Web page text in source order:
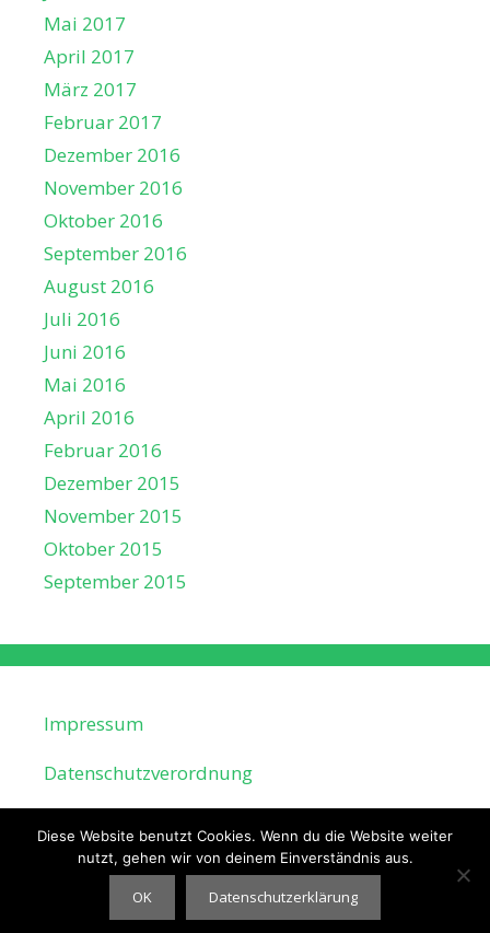
Mai 2017
April 2017
März 2017
Februar 2017
Dezember 2016
November 2016
Oktober 2016
September 2016
August 2016
Juli 2016
Juni 2016
Mai 2016
April 2016
Februar 2016
Dezember 2015
November 2015
Oktober 2015
September 2015
Impressum
Datenschutzverordnung
© 2026 RSF-Phoenix• Erstellt mitGeneratePress
Diese Website benutzt Cookies. Wenn du die Website weiter
nutzt, gehen wir von deinem Einverständnis aus.
OK Datenschutzerklärung